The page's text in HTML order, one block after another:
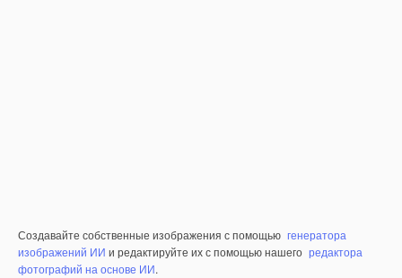
Создавайте собственные изображения с помощью генератора
изображений ИИ и редактируйте их с помощью нашего редактора
фотографий на основе ИИ.